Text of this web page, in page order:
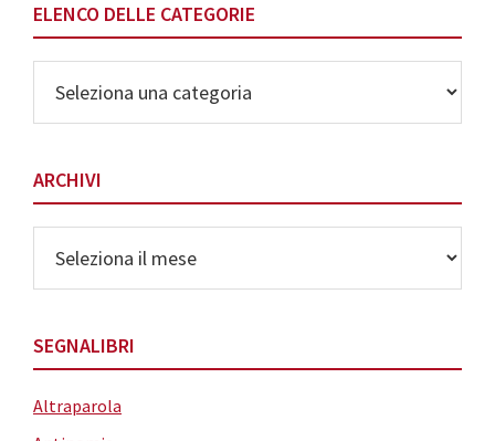
ELENCO DELLE CATEGORIE
delle
Categorie
ARCHIVI
SEGNALIBRI
Altraparola